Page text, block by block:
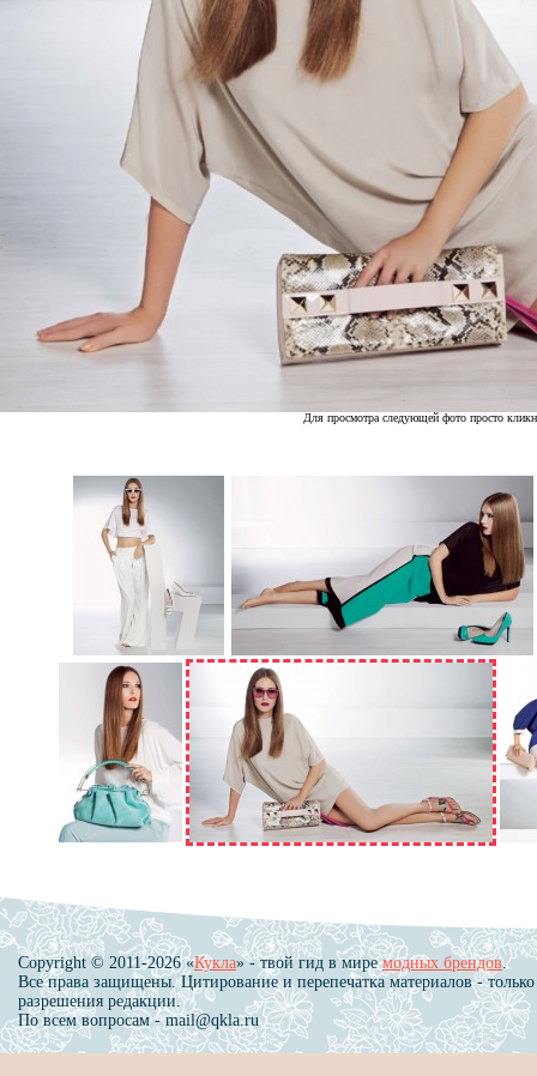
Для просмотра следующей фото просто
Copyright © 2011-2026 «Кукла» - твой гид в миремодных брендов.
Все права защищены. Цитирование и перепечатка материалов - только
разрешения редакции.
По всем вопросам - mail@qkla.ru